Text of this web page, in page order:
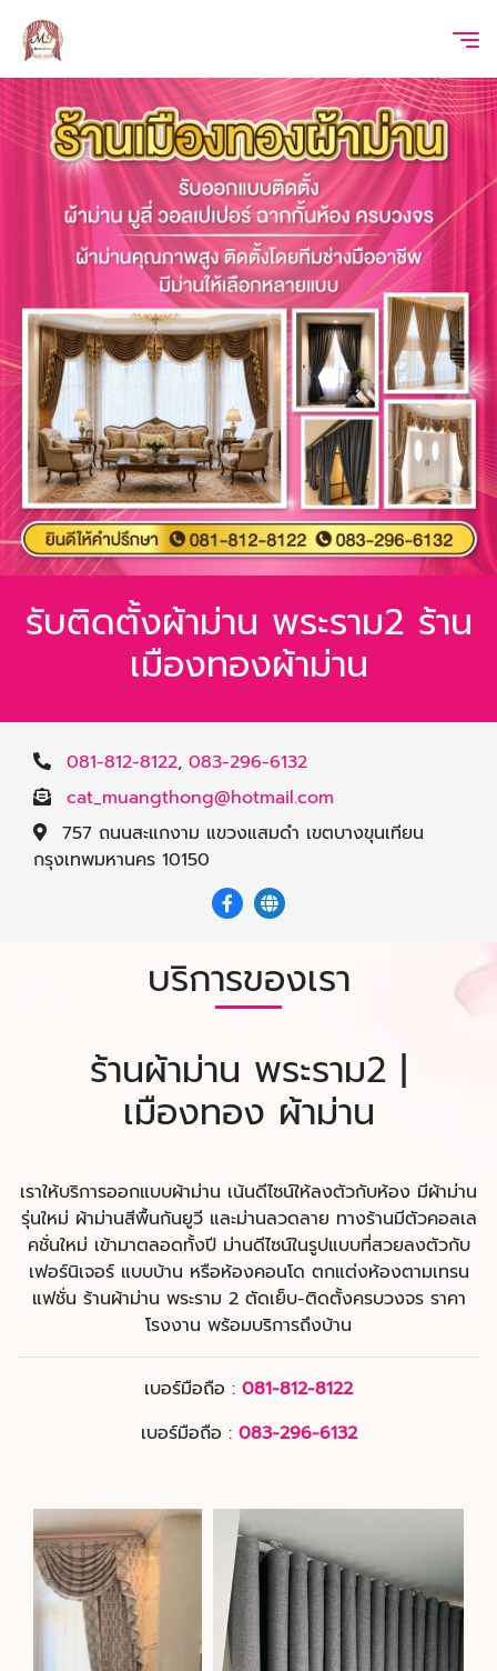
รับติดตั้งผ้าม่าน พระราม2 ร้าน
เมืองทองผ้าม่าน
081-812-8122, 083-296-6132
cat_muangthong@hotmail.com
757 ถนนสะแกงาม แขวงแสมดำ เขตบางขุนเทียน
กรุงเทพมหานคร 10150
บริการของเรา
ร้านผ้าม่าน พระราม2 |
เมืองทอง ผ้าม่าน
เราให้บริการออกแบบผ้าม่าน เน้นดีไซน์ให้ลงตัวกับห้อง มีผ้าม่าน
รุ่นใหม่ ผ้าม่านสีพื้นกันยูวี และม่านลวดลาย ทางร้านมีตัวคอลเล
คชั่นใหม่ เข้ามาตลอดทั้งปี ม่านดีไซน์ในรูปแบบที่สวยลงตัวกับ
เฟอร์นิเจอร์ แบบบ้าน หรือห้องคอนโด ตกแต่งห้องตามเทรน
แฟชั่น ร้านผ้าม่าน พระราม 2 ตัดเย็บ-ติดตั้งครบวงจร ราคา
โรงงาน พร้อมบริการถึงบ้าน
เบอร์มือถือ : 081-812-8122
เบอร์มือถือ : 083-296-6132